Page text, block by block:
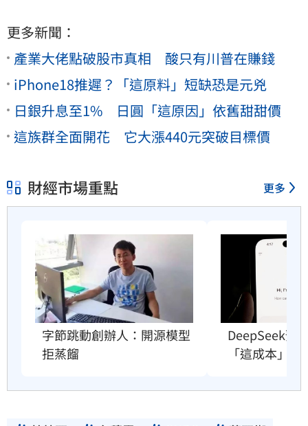
更多新聞：
產業大佬點破股市真相 酸只有川普在賺錢
iPhone18推遲？「這原料」短缺恐是元兇
日銀升息至1% 日圓「這原因」依舊甜甜價
這族群全面開花 它大漲440元突破目標價
財經市場重點 更多
字節跳動創辦人：開源模型
拒蒸餾
DeepSeek預
「這成本」撐